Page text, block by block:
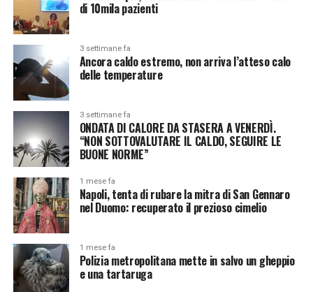
di 10mila pazienti
3 settimane fa
Ancora caldo estremo, non arriva l’atteso calo
delle temperature
3 settimane fa
ONDATA DI CALORE DA STASERA A VENERDÌ.
“NON SOTTOVALUTARE IL CALDO, SEGUIRE LE
BUONE NORME”
1 mese fa
Napoli, tenta di rubare la mitra di San Gennaro
nel Duomo: recuperato il prezioso cimelio
1 mese fa
Polizia metropolitana mette in salvo un gheppio
e una tartaruga